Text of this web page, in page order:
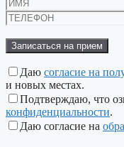
Даю согласие на
и новых местах.
Подтверждаю, что
конфиденциальности.
Даю согласие на